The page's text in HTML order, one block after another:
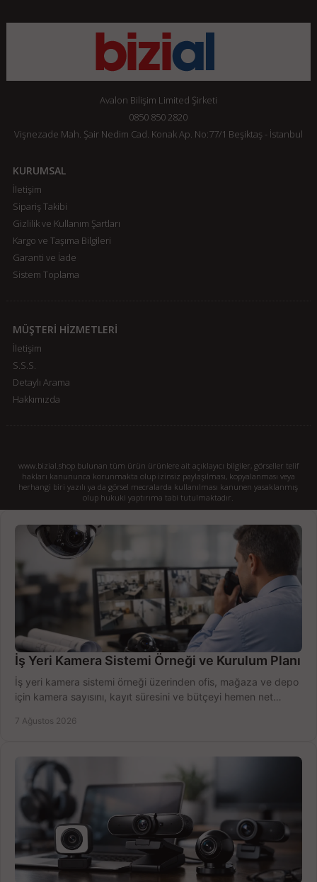
Avalon Bilişim Limited Şirketi
0850 850 2820
Vişnezade Mah. Şair Nedim Cad. Konak Ap. No:77/1 Beşiktaş - İstanbul
KURUMSAL
İletişim
Sipariş Takibi
Gizlilik ve Kullanım Şartları
Kargo ve Taşıma Bilgileri
Garanti ve İade
Sistem Toplama
MÜŞTERİ HİZMETLERİ
İletişim
S.S.S.
Detaylı Arama
Hakkımızda
www.bizial.shop bulunan tüm ürün ürünlere ait açıklayıcı bilgiler, görseller telif
hakları kanununca korunmakta olup izinsiz paylaşılması, kopyalanması veya
herhangi biri yazılı ya da görsel mecralarda kullanılması kanunen yasaklanmış
olup hukuki yaptırıma tabi tutulmaktadır.
İş Yeri Kamera Sistemi Örneği ve Kurulum Planı
İş yeri kamera sistemi örneği üzerinden ofis, mağaza ve depo
için kamera sayısını, kayıt süresini ve bütçeyi hemen net
7 Ağustos 2026